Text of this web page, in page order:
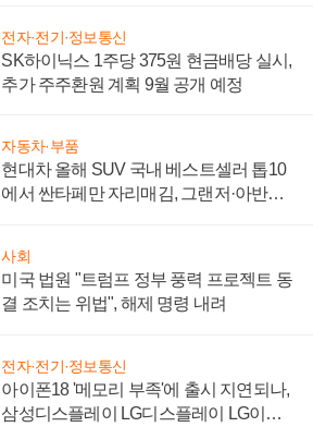
전자·전기·정보통신
SK하이닉스 1주당 375원 현금배당 실시,
추가 주주환원 계획 9월 공개 예정
자동차·부품
현대차 올해 SUV 국내 베스트셀러 톱10
에서 싼타페만 자리매김, 그랜저·아반떼
사회
미국 법원 "트럼프 정부 풍력 프로젝트 동
결 조치는 위법", 해제 명령 내려
전자·전기·정보통신
아이폰18 '메모리 부족'에 출시 지연되나,
삼성디스플레이 LG디스플레이 LG이노